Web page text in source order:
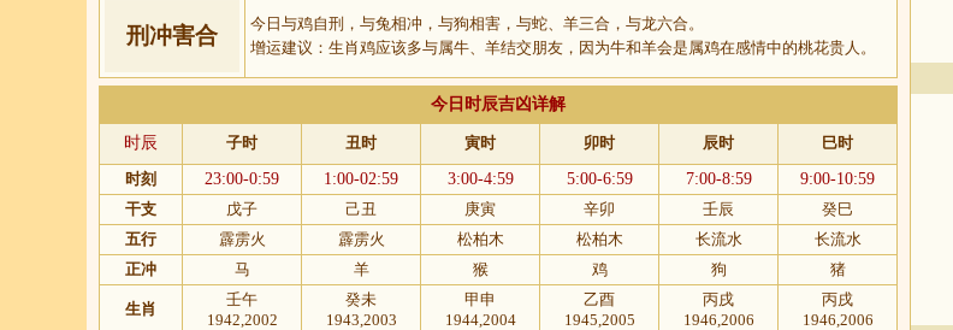
刑冲害合
今日与鸡自刑，与兔相冲，与狗相害，与蛇、羊三合，与龙六合。
增运建议：生肖鸡应该多与属牛、羊结交朋友，因为牛和羊会是属鸡在感情中的桃花贵人。
今日时辰吉凶详解
时辰 子时 丑时 寅时 卯时 辰时
巳时
时刻
23:00-0:59 1:00-02:59 3:00-4:59 5:00-6:59 7:00-8:59
9:00-10:59
干支
戊子 己丑 庚寅 辛卯 壬辰
癸巳
五行
霹雳火 霹雳火 松柏木 松柏木 长流水
长流水
正冲
马 羊 猴 鸡 狗 猪
生肖
壬午
1942,2002
癸未
1943,2003
甲申
1944,2004
乙酉
1945,2005
丙戌
1946,2006
丙戌
1946,2006